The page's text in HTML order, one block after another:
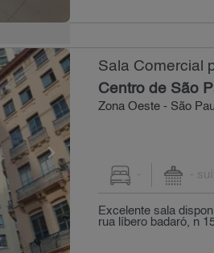
Sala Comercial
Centro de São
Zona Oeste - São
- -
Excelente sala
rua líbero badaró, n